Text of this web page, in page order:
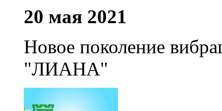
20 мая 2021
Новое поколение
"ЛИАНА"